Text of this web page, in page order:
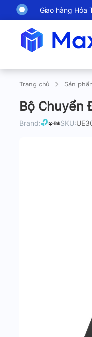
Giao hàng Hỏa
Trang chủ Sản
Bộ Chuyển
Brand: SKU: